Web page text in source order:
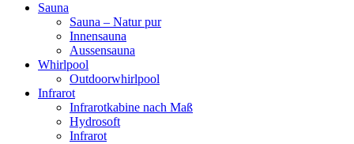
Sauna
Sauna – Natur pur
Innensauna
Aussensauna
Whirlpool
Outdoorwhirlpool
Infrarot
Infrarotkabine nach Maß
Hydrosoft
Infrarot